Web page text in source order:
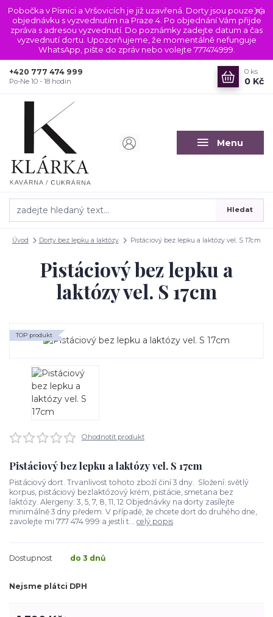
Pobočka v Písnici a Vršovicích je již uzavřená. Dorty jsou pouze na
objednávku s vyzvednutím na Praze 4. Po objednání Vám přijde
zpráva s adresou vyzvednutí. Do poznámky zadejte datum a čas
vyzvednutí dortu. Upozorňujeme, že momentálně nefunguje
WhatsApp, pište do zpráv nebo volejte 777474999.
Menu
Hledat
+420 777 474 999
Po-Ne 10 - 18 hodin
0 ks
0 Kč
Úvod Dorty bez lepku a laktózy Pistáciový bez lepku a laktózy vel. S 17cm
Pistáciový bez lepku a
laktózy vel. S 17cm
TOP produkt
Ohodnotit produkt
Pistáciový bez lepku a laktózy vel. S 17cm
Pistáciový dort. Trvanlivost tohoto zboží činí 3 dny. Složení: světlý
korpus, pistáciový bezlaktózový krém, pistácie, smetana bez
laktózy. Alergeny: 3, 5, 7, 8, 11, 12 Objednávky na dorty zasílejte
minimálně 3 dny předem. V případě, že chcete dort do druhého dne,
zavolejte mi 777 474 999 a jestli t... celý popis
Dostupnost do 3 dnů
Nejsme plátci DPH